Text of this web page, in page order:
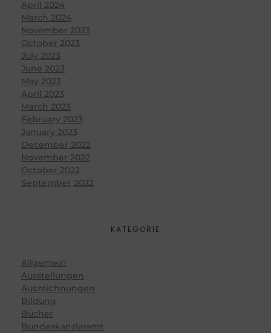
April 2024
March 2024
November 2023
October 2023
July 2023
June 2023
May 2023
April 2023
March 2023
February 2023
January 2023
December 2022
November 2022
October 2022
September 2022
KATEGORIE
Allgemein
Ausstellungen
Auszeichnungen
Bildung
Bücher
Bundeskanzleramt